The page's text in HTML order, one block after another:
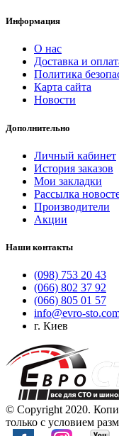
Информация
О нас
Доставка и
Политика
Карта сайта
Новости
Дополнительно
Личный кабинет
История заказов
Мои закладки
Рассылка
Производители
Акции
Наши контакты
(098) 753 20 43
(066) 802 37 92
(066) 805 01 57
info@evro-
г. Киев
© Copyright 2020.
только с условием